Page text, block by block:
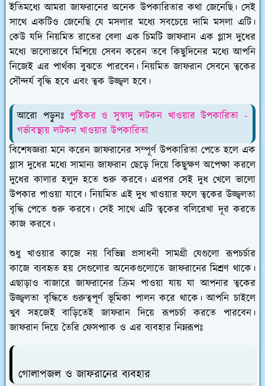
ইতিমধ্যে আমরা জাফরানের অনেক উপকারিতার কথা জেনেছি। সেই
সাথে একটিও জেনেছি যে মসলার মধ্যে সবচেয়ে দামি মসলা এটি।
কেউ যদি নিয়মিত রাতের বেলা এক চিমটি জাফরান এক গ্লাস দুধের
মধ্যে ভালোভাবে মিশিয়ে সেবন করেন তবে কিছুদিনের মধ্যে আপনি
নিজেই এর পার্থক্য বুঝতে পারবেন। নিয়মিত জাফরান সেবনে ত্বকের
সৌন্দর্য বৃদ্ধি হবে এবং ত্বক উজ্জ্বল হবে।
আরো পড়ুনঃ পুষ্টিকর ও সুস্বাদু লটকন খাওয়ার উপকারিতা -
গর্ভাবস্থায় লটকন খাওয়ার উপকারিতা
বিশেষজ্ঞরা মনে করেন জাফরানের সম্পূর্ণ উপকারিতা পেতে হলে এক
গ্লাস দুধের মধ্যে সামান্য জাফরান ছেড়ে দিয়ে কিছুক্ষণ অপেক্ষা করলে
দুধের কালার হলুদ হতে শুরু করবে। এরপর সেই দুধ খেলে ভালো
উপকার পাওয়া যাবে। নিয়মিত এই দুধ খাওয়ার ফলে ত্বকের উজ্জ্বলতা
বৃদ্ধি পেতে শুরু করবে। সেই সাথে এটি ত্বকের বলিরেখা দূর করতে
কাজ করবে।
শুধু খাওয়ার কাজে নয় বিভিন্ন প্রসাধনী সামগ্রী যেগুলো রূপচর্চার
কাজে ব্যবহৃত হয় সেগুলোর অনেকগুলোতে জাফরানের মিশ্রণ থাকে।
এছাড়াও বাজারে জাফরানের ক্রিম পাওয়া যায় যা আপনার ত্বকের
উজ্জ্বলতা বৃদ্ধিতে গুরুত্বপূর্ণ ভূমিকা পালন করে থাকে। আপনি চাইলে
খুব সহজেই বাড়িতেই জাফরান দিয়ে রূপচর্চা করতে পারবেন।
জাফরান দিয়ে তৈরি ফেসপ্যাক ও এর ব্যবহার নিম্নরূপঃ
গোলাপজল ও জাফরানের ব্যবহার